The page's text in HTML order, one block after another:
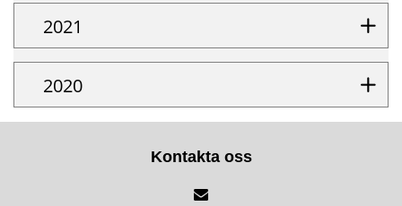
2021
2020
Kontakta oss